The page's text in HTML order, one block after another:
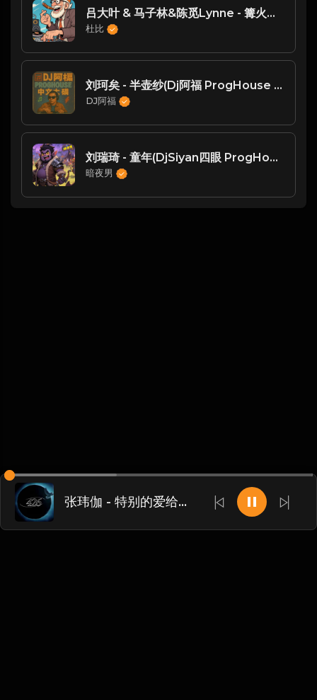
吕大叶 & 马子林&陈觅Lynne - 篝火旁（Dj7索Edit.Dj炮哥作品.P）
杜比
刘珂矣 - 半壶纱(Dj阿福 ProgHouse Rmx 2016)
DJ阿福
刘瑞琦 - 童年(DjSiyan四眼 ProgHouse Rmx 2023)
暗夜男
张玮伽 - 特别的爱给特别的你｛信宜DJ小叶Remix2024｝